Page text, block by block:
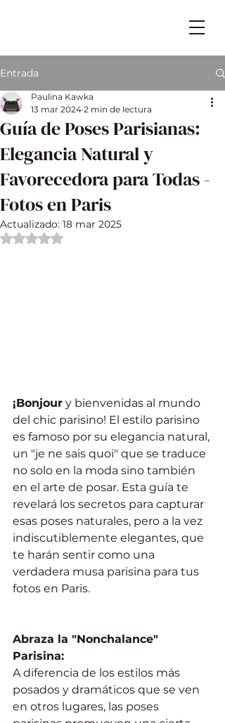
Entrada
Guía de Poses Parisianas:
Elegancia Natural y
Favorecedora para Todas -
Fotos en Paris
Paulina Kawka
13 mar 2024 2 min de lectura
Actualizado: 18 mar 2025
Obtuvo NaN de 5 estrellas.
¡Bonjour y bienvenidas al mundo
del chic parisino! El estilo parisino
es famoso por su elegancia natural,
un "je ne sais quoi" que se traduce
no solo en la moda sino también
en el arte de posar. Esta guía te
revelará los secretos para capturar
esas poses naturales, pero a la vez
indiscutiblemente elegantes, que
te harán sentir como una
verdadera musa parisina para tus
fotos en Paris.
Abraza la "Nonchalance"
Parisina:
A diferencia de los estilos más
posados y dramáticos que se ven
en otros lugares, las poses